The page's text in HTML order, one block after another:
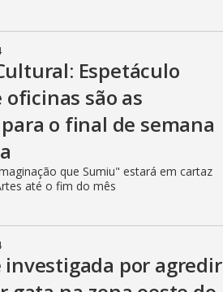
Espetáculo
são as
o final de semana
que Sumiu" estará em cartaz
até o fim do mês
investigada por agredir